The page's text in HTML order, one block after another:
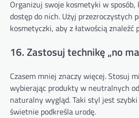
Organizuj swoje kosmetyki w
dostęp do nich. Użyj przezroczystych
kosmetyczki, aby z łatwością
16. Zastosuj technikę „no
Czasem mniej znaczy więcej. Stosuj
wybierając produkty w neutralnych
naturalny wygląd. Taki styl jest
świetnie podkreśla urodę.